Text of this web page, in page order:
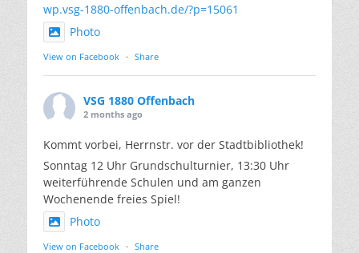
wp.vsg-1880-offenbach.de/?p=15061
Photo
View on Facebook · Share
VSG 1880 Offenbach
2 months ago
Kommt vorbei, Herrnstr. vor der Stadtbibliothek!
Sonntag 12 Uhr Grundschulturnier, 13:30 Uhr
weiterführende Schulen und am ganzen
Wochenende freies Spiel!
Photo
View on Facebook · Share